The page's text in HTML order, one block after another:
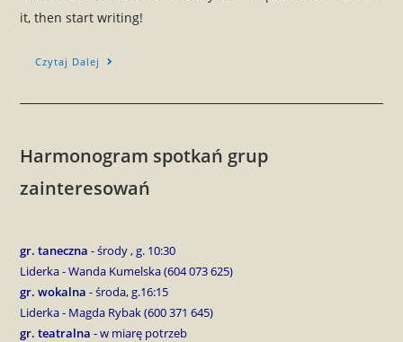
it, then start writing!
Czytaj Dalej Hello
Harmonogram spotkań grup
zainteresowań
gr. taneczna - środy , g. 10:30
Liderka - Wanda Kumelska (604 073 625)
gr. wokalna - środa, g.16:15
Liderka - Magda Rybak (600 371 645)
gr. teatralna - w miarę potrzeb